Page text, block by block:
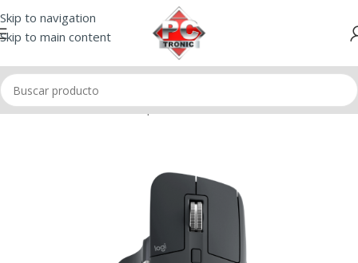
Skip to navigation
Skip to main content
Inicio/Mouse/Mouse Corporativo